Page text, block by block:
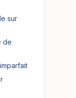
sur
de